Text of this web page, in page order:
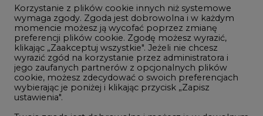
Innowacje i AI
Telekomunikacja i IT
Handel emisjami CO2
Wodór
Górnictwo
Korzystanie z plików cookie innych niż systemowe
wymaga zgody. Zgoda jest dobrowolna i w każdym
momencie możesz ją wycofać poprzez zmianę
preferencji plików cookie. Zgodę możesz wyrazić,
klikając „Zaakceptuj wszystkie". Jeżeli nie chcesz
wyrazić zgód na korzystanie przez administratora i
jego zaufanych partnerów z opcjonalnych plików
cookie, możesz zdecydować o swoich preferencjach
wybierając je poniżej i klikając przycisk „Zapisz
ustawienia".